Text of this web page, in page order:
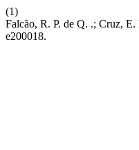
(1)
Falcão, R. P. de Q. .; Cruz,
e200018.